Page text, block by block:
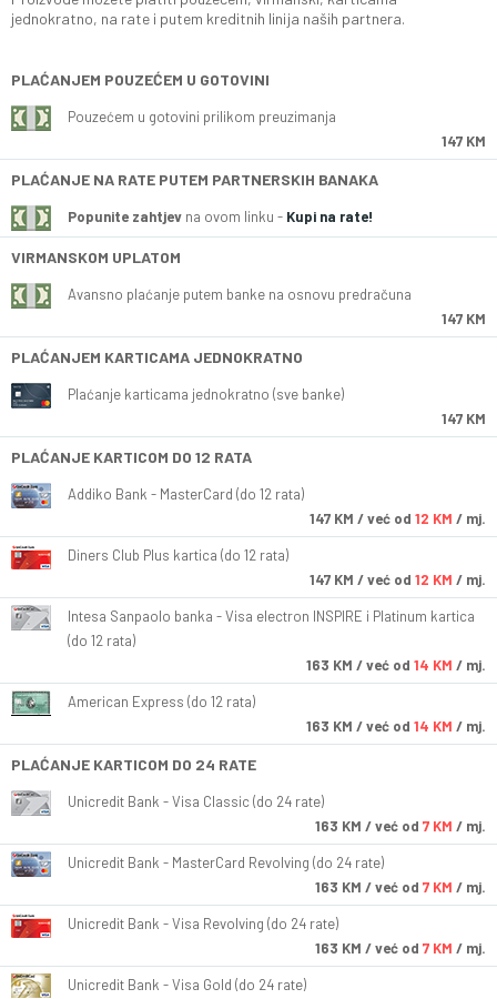
jednokratno, na rate i putem kreditnih linija naših partnera.
PLAĆANJEM POUZEĆEM U GOTOVINI
Pouzećem u gotovini prilikom preuzimanja
147 KM
PLAĆANJE NA RATE PUTEM PARTNERSKIH BANAKA
Popunite zahtjev na ovom linku - Kupi na rate!
VIRMANSKOM UPLATOM
Avansno plaćanje putem banke na osnovu predračuna
147 KM
PLAĆANJEM KARTICAMA JEDNOKRATNO
Plaćanje karticama jednokratno (sve banke)
147 KM
PLAĆANJE KARTICOM DO 12 RATA
Addiko Bank - MasterCard (do 12 rata)
147 KM / već od 12 KM / mj.
Diners Club Plus kartica (do 12 rata)
147 KM / već od 12 KM / mj.
Intesa Sanpaolo banka - Visa electron INSPIRE i Platinum kartica
(do 12 rata)
163 KM / već od 14 KM / mj.
American Express (do 12 rata)
163 KM / već od 14 KM / mj.
PLAĆANJE KARTICOM DO 24 RATE
Unicredit Bank - Visa Classic (do 24 rate)
163 KM / već od 7 KM / mj.
Unicredit Bank - MasterCard Revolving (do 24 rate)
163 KM / već od 7 KM / mj.
Unicredit Bank - Visa Revolving (do 24 rate)
163 KM / već od 7 KM / mj.
Unicredit Bank - Visa Gold (do 24 rate)